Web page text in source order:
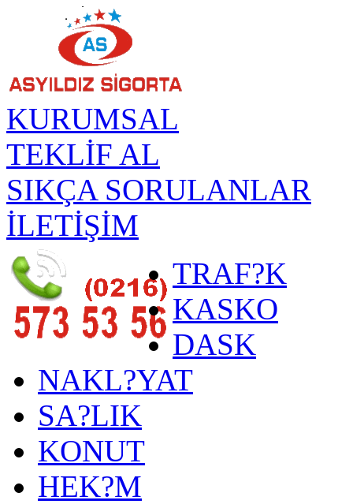
KURUMSAL
TEKLİF AL
SIKÇA SORULANLAR
İLETİŞİM
TRAF?K
KASKO
DASK
NAKL?YAT
SA?LIK
KONUT
HEK?M